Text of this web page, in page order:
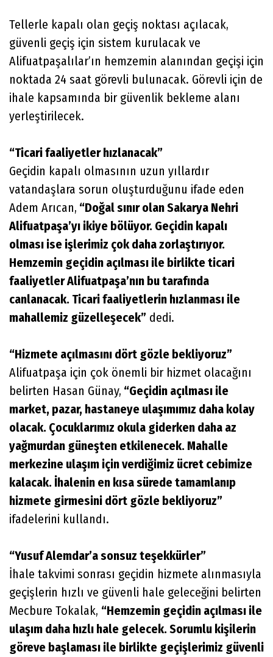
Tellerle kapalı olan geçiş noktası açılacak,
güvenli geçiş için sistem kurulacak ve
Alifuatpaşalılar’ın hemzemin alanından geçişi için
noktada 24 saat görevli bulunacak. Görevli için de
ihale kapsamında bir güvenlik bekleme alanı
yerleştirilecek.
“Ticari faaliyetler hızlanacak”
Geçidin kapalı olmasının uzun yıllardır
vatandaşlara sorun oluşturduğunu ifade eden
Adem Arıcan, “Doğal sınır olan Sakarya Nehri
Alifuatpaşa’yı ikiye bölüyor. Geçidin kapalı
olması ise işlerimiz çok daha zorlaştırıyor.
Hemzemin geçidin açılması ile birlikte ticari
faaliyetler Alifuatpaşa’nın bu tarafında
canlanacak. Ticari faaliyetlerin hızlanması ile
mahallemiz güzelleşecek” dedi.
“Hizmete açılmasını dört gözle bekliyoruz”
Alifuatpaşa için çok önemli bir hizmet olacağını
belirten Hasan Günay, “Geçidin açılması ile
market, pazar, hastaneye ulaşımımız daha kolay
olacak. Çocuklarımız okula giderken daha az
yağmurdan güneşten etkilenecek. Mahalle
merkezine ulaşım için verdiğimiz ücret cebimize
kalacak. İhalenin en kısa sürede tamamlanıp
hizmete girmesini dört gözle bekliyoruz”
ifadelerini kullandı.
“Yusuf Alemdar’a sonsuz teşekkürler”
İhale takvimi sonrası geçidin hizmete alınmasıyla
geçişlerin hızlı ve güvenli hale geleceğini belirten
Mecbure Tokalak, “Hemzemin geçidin açılması ile
ulaşım daha hızlı hale gelecek. Sorumlu kişilerin
göreve başlaması ile birlikte geçişlerimiz güvenli